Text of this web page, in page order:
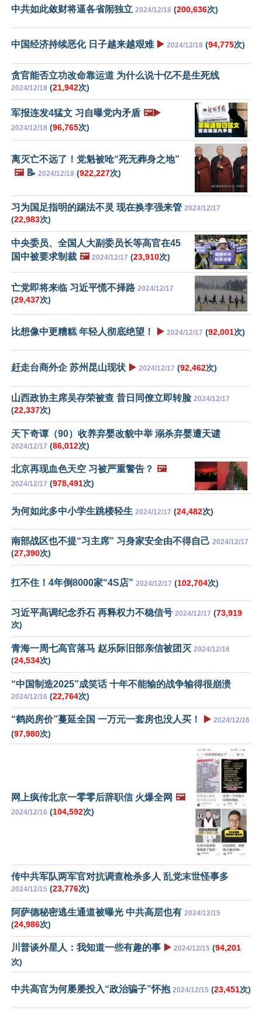
中共如此敛财将逼各省闹独立 2024/12/18 (200,636次)
中国经济持续恶化 日子越来越艰难 ▶️ 2024/12/18 (94,775次)
贪官能否立功改命靠运道 为什么说十亿不是生死线
2024/12/18 (21,942次)
军报连发4猛文 习自曝党内矛盾 🖼️▶️
2024/12/18 (96,765次)
离灭亡不远了！党魁被呛“死无葬身之地”
🖼️📝 2024/12/18 (922,227次)
习为国足指明的踢法不灵 现在换李强来管 2024/12/17
(22,983次)
中央委员、全国人大副委员长等高官在45
国中被要求制裁 🖼️ 2024/12/17 (23,910次)
亡党即将来临 习近平慌不择路 2024/12/17
(29,437次)
比想像中更糟糕 年轻人彻底绝望！ ▶️ 2024/12/17 (92,001次)
赶走台商外企 苏州昆山现状 ▶️ 2024/12/17 (92,462次)
山西政协主席吴存荣被查 昔日同僚立即转脸 2024/12/17
(22,337次)
天下奇谭（90）收养弃婴改貌中举 溺杀弃婴遭天谴
2024/12/17 (86,012次)
北京再现血色天空 习被严重警告？ 🖼️
2024/12/17 (978,491次)
为何如此多中小学生跳楼轻生 2024/12/17 (24,482次)
南部战区也不提“习主席” 习身家安全由不得自己 2024/12/17
(27,390次)
扛不住！4年倒8000家“4S店” 2024/12/17 (102,704次)
习近平高调纪念乔石 再释权力不稳信号 2024/12/17 (73,919
次)
青海一周七高官落马 赵乐际旧部亲信被团灭 2024/12/16
(24,534次)
“中国制造2025”成笑话 十年不能输的战争输得很崩溃
2024/12/16 (22,764次)
“鹤岗房价”蔓延全国 一万元一套房也没人买！ ▶️ 2024/12/16
(97,980次)
网上疯传北京一零零后辞职信 火爆全网 🖼️
2024/12/16 (104,592次)
传中共军队两军官对抗调查枪杀多人 乱党末世怪事多
2024/12/15 (23,776次)
阿萨德秘密逃生通道被曝光 中共高层也有 2024/12/15
(24,986次)
川普谈外星人：我知道一些有趣的事 ▶️ 2024/12/15 (94,201
次)
中共高官为何屡屡投入“政治骗子”怀抱 2024/12/15 (23,451次)